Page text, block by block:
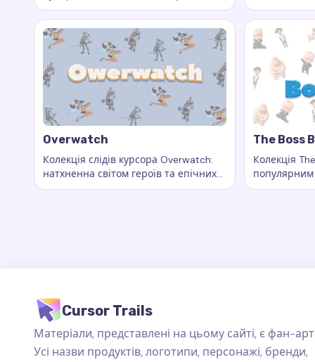
героїчної родини
Ключові слова:Incredibles, кастомні слідинатхненна
Ключові
Overwatch
Колекція слідів курсора Overwatch:
натхненна світом героїв та епічних
битв
Ключові слова:Overwatch, кастомні сліди
The Boss
Колекція
Ключові
Cursor Trails
Матеріали, представлені на цьому сайті, є фан-
Усі назви продуктів, логотипи, персонажі, бренди,